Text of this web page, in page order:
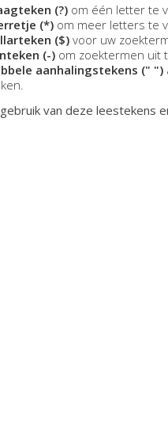
(?) om één letter te
(*) om meer letters te
($)voor uw
(-) om zoektermen uit
aanhalingstekens (" ")
van deze leestekens